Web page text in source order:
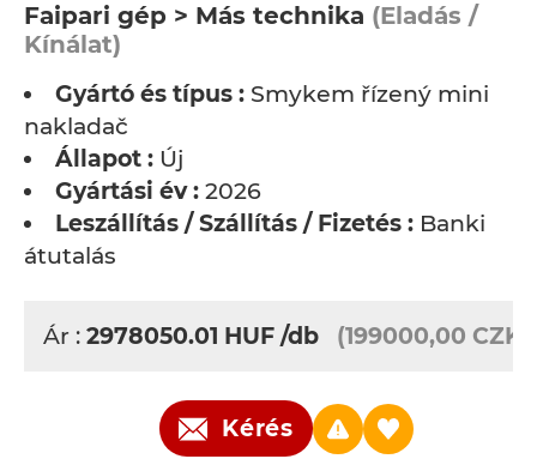
Faipari gép > Más technika (Eladás /
Kínálat)
Gyártó és típus : Smykem řízený mini
nakladač
Állapot : Új
Gyártási év : 2026
Leszállítás / Szállítás / Fizetés : Banki
átutalás
Ár : 2978050.01 HUF /db (199000,00 CZK)
Kérés